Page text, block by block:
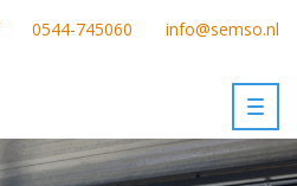
0544-745060 info@semso.nl